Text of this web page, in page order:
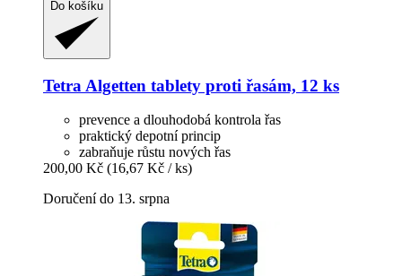
Do košíku
Tetra Algetten tablety proti řasám, 12 ks
prevence a dlouhodobá kontrola řas
praktický depotní princip
zabraňuje růstu nových řas
200,00 Kč (16,67 Kč / ks)
Doručení do 13. srpna